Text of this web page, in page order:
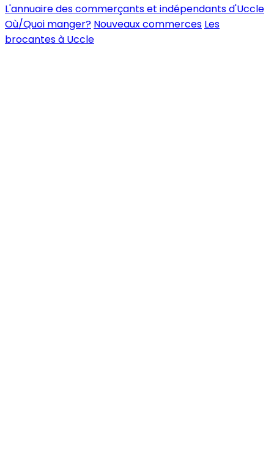
L'annuaire des commerçants et indépendants d'Uccle
Où/Quoi manger? Nouveaux commerces Les
brocantes à Uccle